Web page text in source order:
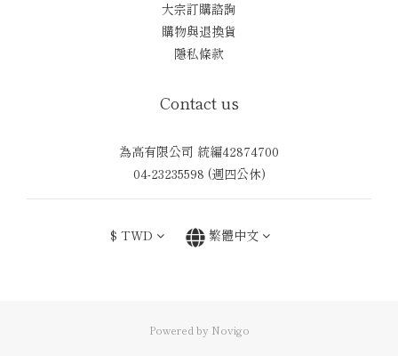
大宗訂購諮詢
購物與退換貨
隱私條款
Contact us
為高有限公司 統編42874700
04-23235598 (週四公休)
$ TWD 繁體中文
Powered by Novigo